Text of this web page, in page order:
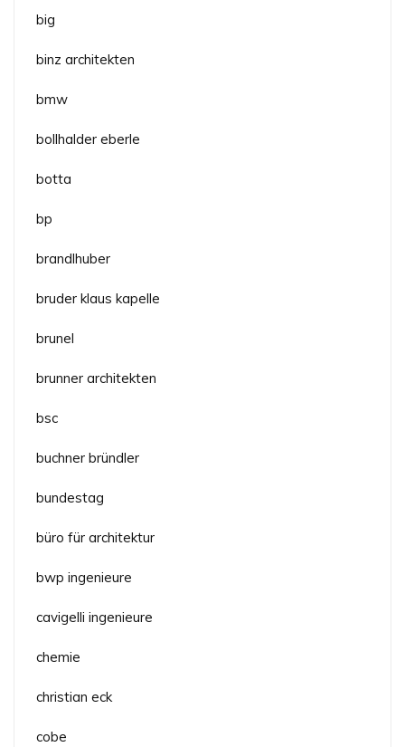
big
binz architekten
bmw
bollhalder eberle
botta
bp
brandlhuber
bruder klaus kapelle
brunel
brunner architekten
bsc
buchner bründler
bundestag
büro für architektur
bwp ingenieure
cavigelli ingenieure
chemie
christian eck
cobe